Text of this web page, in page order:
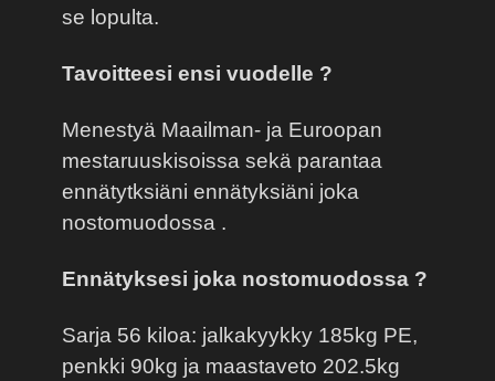
se lopulta.
Tavoitteesi ensi vuodelle ?
Menestyä Maailman- ja Euroopan
mestaruuskisoissa sekä parantaa
ennätytksiäni ennätyksiäni joka
nostomuodossa .
Ennätyksesi joka nostomuodossa ?
Sarja 56 kiloa: jalkakyykky 185kg PE,
penkki 90kg ja maastaveto 202.5kg